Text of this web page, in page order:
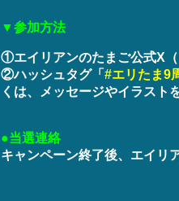
▼参加方法
①エイリアンのたまご公式X（
②ハッシュタグ「 #エリたま9
くは、メッセージやイラスト
●当選連絡
キャンペーン終了後、エイリ